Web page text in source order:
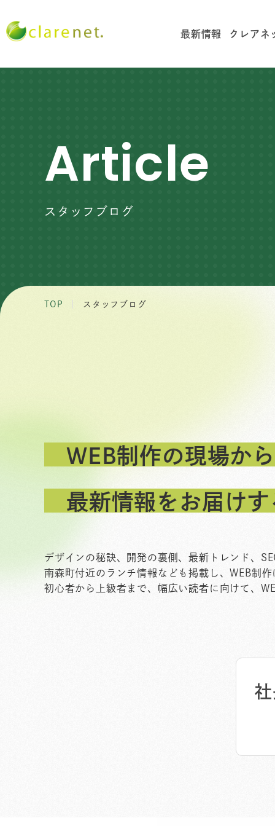
最新情報 クレアネ
Article
スタッフブログ
TOP スタッフブログ
WEB制作の現場から
最新情報をお届け
デザインの秘訣、開発の裏側、最新トレンド、
南森町付近のランチ情報なども掲載し、WEB制
初心者から上級者まで、幅広い読者に向けて、